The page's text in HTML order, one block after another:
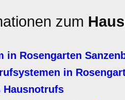
zum
Rosengarten
in
Hausnotrufs